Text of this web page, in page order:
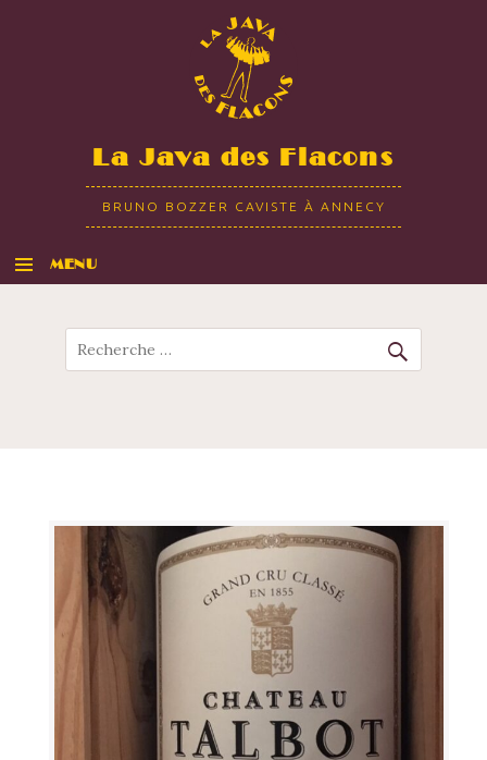
La Java des Flacons
BRUNO BOZZER CAVISTE À ANNECY
MENU
Recherche